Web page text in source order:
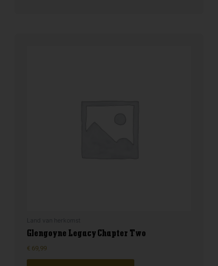
Glengoyne Legacy Chapter Two
€ 69,99